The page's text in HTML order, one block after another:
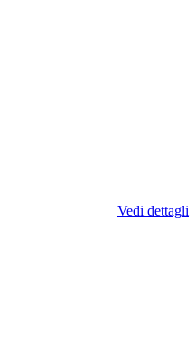
Vedi dettagli